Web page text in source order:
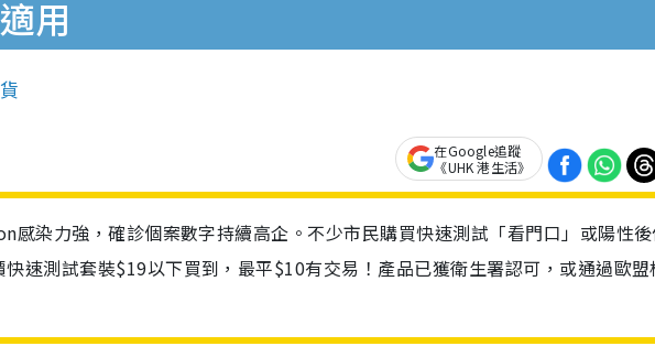
用
在Google追蹤
《UHK 港生活》
感染力強，確診個案數字持續高企。不少市民購買快速測試「看門口」或陽性
速測試套裝$19以下買到，最平$10有交易！產品已獲衛生署認可，或通過歐盟